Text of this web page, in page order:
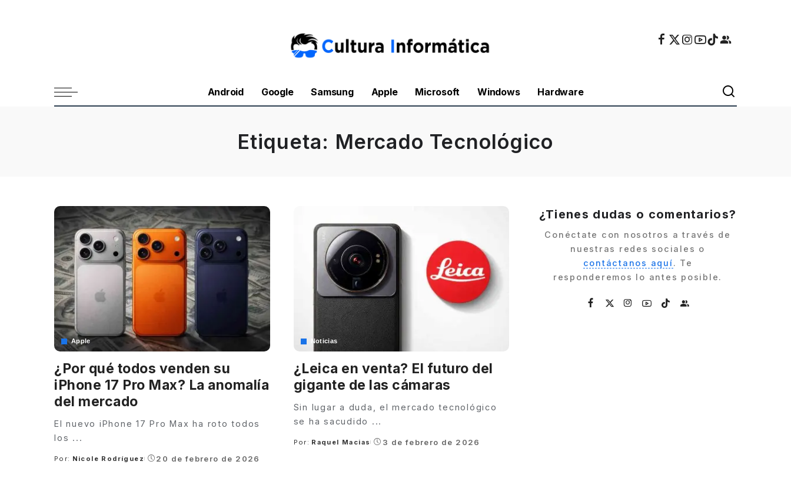
Android Google Samsung Apple Microsoft Windows Hardware
Etiqueta: Mercado Tecnológico
Apple
¿Por qué todos venden su
iPhone 17 Pro Max? La anomalía
del mercado
El nuevo iPhone 17 Pro Max ha roto todos
los ...
Posted
Por: Nicole Rodríguez 20 de febrero de 2026
Noticias
¿Leica en venta? El futuro del
gigante de las cámaras
Sin lugar a duda, el mercado tecnológico
se ha sacudido ...
Posted
Por: Raquel Macias 3 de febrero de 2026
¿Tienes dudas o comentarios?
Conéctate con nosotros a través de
nuestras redes sociales o
contáctanos aquí. Te
responderemos lo antes posible.